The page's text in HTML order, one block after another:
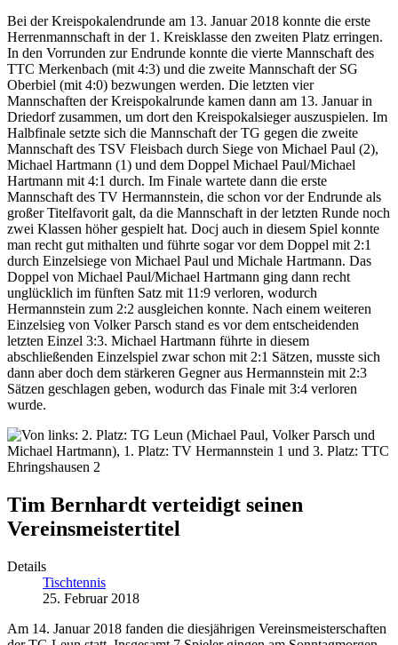
Bei der Kreispokalendrunde am 13. Januar 2018 konnte die erste
Herrenmannschaft in der 1. Kreisklasse den zweiten Platz erringen.
In den Vorrunden zur Endrunde konnte die vierte Mannschaft des
TTC Merkenbach (mit 4:3) und die zweite Mannschaft der SG
Oberbiel (mit 4:0) bezwungen werden. Die letzten vier
Mannschaften der Kreispokalrunde kamen dann am 13. Januar in
Driedorf zusammen, um dort den Kreispokalsieger auszuspielen. Im
Halbfinale setzte sich die Mannschaft der TG gegen die zweite
Mannschaft des TSV Fleisbach durch Siege von Michael Paul (2),
Michael Hartmann (1) und dem Doppel Michael Paul/Michael
Hartmann mit 4:1 durch. Im Finale wartete dann die erste
Mannschaft des TV Hermannstein, die schon vor der Endrunde als
großer Titelfavorit galt, da die Mannschaft in der letzten Runde noch
zwei Klassen höher gespielt hat. Docj auch in diesem Spiel konnte
man recht gut mithalten und führte sogar vor dem Doppel mit 2:1
durch Einzelsiege von Michael Paul und Michale Hartmann. Das
Doppel von Michael Paul/Michael Hartmann ging dann recht
unglücklich im fünften Satz mit 11:9 verloren, wodurch
Hermannstein zum 2:2 ausgleichen konnte. Nach einem weiteren
Einzelsieg von Volker Parsch stand es vor dem entscheidenden
letzten Einzel 3:3. Michael Hartmann führte in diesem
abschließenden Einzelspiel zwar schon mit 2:1 Sätzen, musste sich
dann aber doch dem stärkeren Gegner aus Hermannstein mit 2:3
Sätzen geschlagen geben, wodurch das Finale mit 3:4 verloren
wurde.
Tim Bernhardt verteidigt seinen
Vereinsmeistertitel
Details
Tischtennis
25. Februar 2018
Am 14. Januar 2018 fanden die diesjährigen Vereinsmeisterschaften